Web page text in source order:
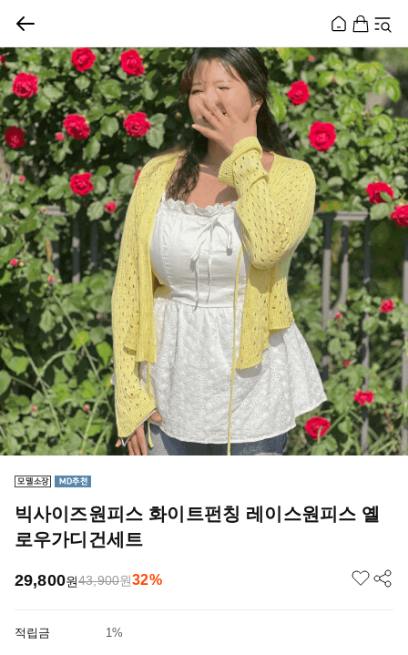
빅사이즈원피스 화이트펀칭 레이스원피스 옐
로우가디건세트
29,800원43,900원32%
적립금 1%